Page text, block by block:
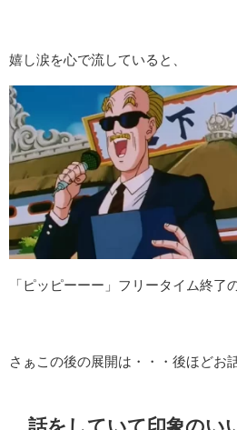
嬉し涙を心で流していると、
「ピッピーーー」フリータイム終了
さぁこの後の展開は・・・後ほどお
話をしていて印象のい